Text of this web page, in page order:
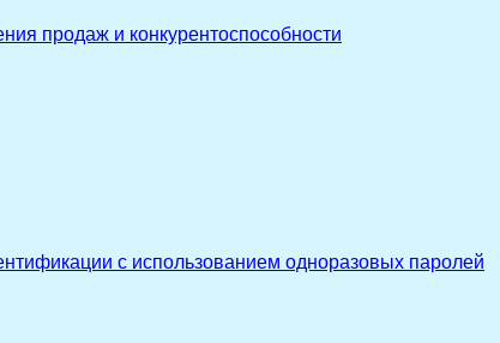
продаж и конкурентоспособности
с использованием одноразовых паролей